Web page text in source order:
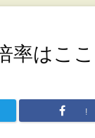
率はこ
!